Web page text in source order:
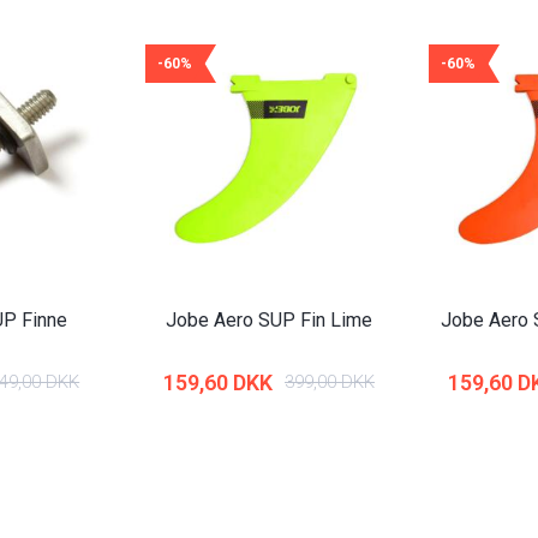
Finne
49,00 DKK
-60%
Jobe Aero SUP Fin Lime
159,60 DKK 399,00 DKK
-60%
Jobe Aero
159,60